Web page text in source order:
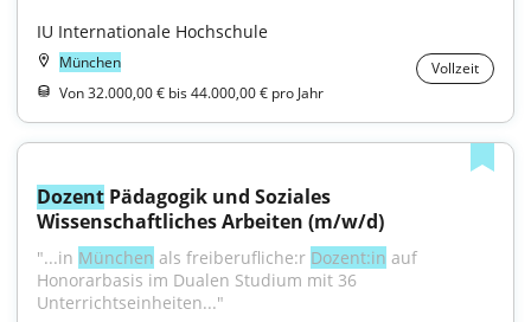
IU Internationale Hochschule
München
Vollzeit
Von 32.000,00 € bis 44.000,00 € pro Jahr
Dozent Pädagogik und Soziales
Wissenschaftliches Arbeiten (m/w/d)
"...in München als freiberufliche:r Dozent:in auf
Honorarbasis im Dualen Studium mit 36
Unterrichtseinheiten..."